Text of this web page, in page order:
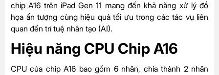
chip A16 trên iPad Gen 11 mang đến khả năng xử lý đồ
họa ấn tượng cùng hiệu quả tối ưu trong các tác vụ liên
quan đến trí tuệ nhân tạo (AI).
Hiệu năng CPU Chip A16
CPU của chip A16 bao gồm 6 nhân, chia thành 2 nhân